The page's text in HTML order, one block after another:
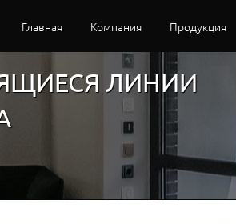
Главная Компания Продукция
ЛИНИИ